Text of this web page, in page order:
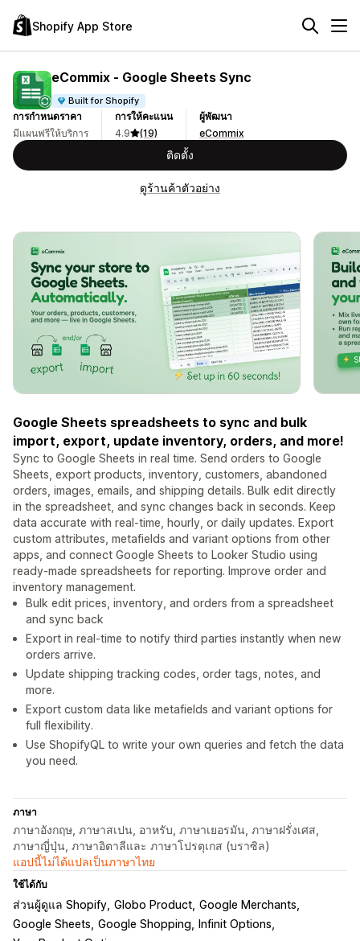
Shopify App Store
eCommix ‑ Google Sheets Sync
Built for Shopify
การกำหนดราคา
มีแผนฟรีให้บริการ
การให้คะแนน
4.9
(19)
ผู้พัฒนา
eCommix
ติดตั้ง
ดูร้านค้าตัวอย่าง
Google Sheets spreadsheets to sync and bulk
import, export, update inventory, orders, and more!
Sync to Google Sheets in real time. Send orders to Google
Sheets, export products, inventory, customers, abandoned
orders, images, emails, and shipping details. Bulk edit directly
in the spreadsheet, and sync changes back in seconds. Keep
data accurate with real-time, hourly, or daily updates. Export
custom attributes, metafields and variant options from other
apps, and connect Google Sheets to Looker Studio using
ready-made spreadsheets for reporting. Improve order and
inventory management.
Bulk edit prices, inventory, and orders from a spreadsheet
and sync back
Export in real-time to notify third parties instantly when new
orders arrive.
Update shipping tracking codes, order tags, notes, and
more.
Export custom data like metafields and variant options for
full flexibility.
Use ShopifyQL to write your own queries and fetch the data
you need.
ภาษา
ภาษาอังกฤษ, ภาษาสเปน, อาหรับ, ภาษาเยอรมัน, ภาษาฝรั่งเศส,
ภาษาญี่ปุ่น, ภาษาอิตาลีและ ภาษาโปรตุเกส (บราซิล)
แอปนี้ไม่ได้แปลเป็นภาษาไทย
ใช้ได้กับ
ส่วนผู้ดูแล Shopify Globo Product Google Merchants
Google Sheets Google Shopping
Infinit Options